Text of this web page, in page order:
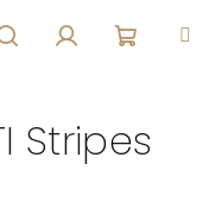
košík
Stripes